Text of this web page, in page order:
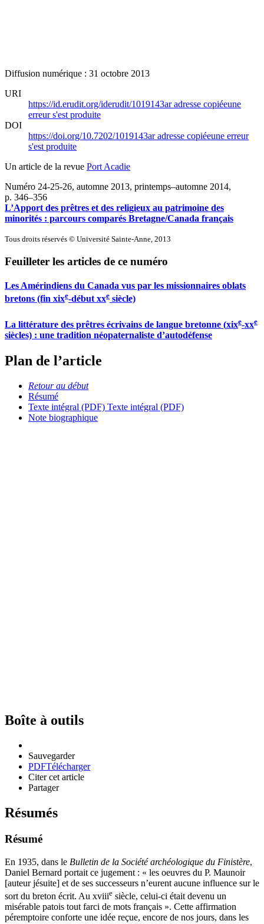
Diffusion numérique : 31 octobre 2013
URI
https://id.erudit.org/iderudit/1019143aradresse copiéeune
erreur s'est produite
DOI
https://doi.org/10.7202/1019143aradresse copiéeune erreur
s'est produite
Un article de la revue Port Acadie
Numéro 24-25-26, automne 2013, printemps–automne 2014,
p. 346–356
L’Apport des prêtres et des religieux au patrimoine des
minorités : parcours comparés Bretagne/Canada français
Tous droits réservés © Université Sainte-Anne, 2013
Feuilleter les articles de ce numéro
Les Amérindiens du Canada vus par les missionnaires oblats
bretons (fin xixe-débutxxe siècle)
La littérature des prêtres écrivains de langue bretonne (xixe-xxe
siècles) : une tradition néopaternaliste d’autodéfense
Plan de l’article
Retour au début
Résumé
Texte intégral (PDF) Texte intégral (PDF)
Note biographique
Boîte à outils
Sauvegarder
PDFTélécharger
Citer cet article
Partager
Résumés
Résumé
En 1935, dans le Bulletin de la Société archéologique du Finistère,
Daniel Bernard portait ce jugement : « les oeuvres du P. Maunoir
[auteur jésuite] et de ses successeurs n’eurent aucune influence sur le
sort du breton écrit. Au xviiie siècle, celui-ci était devenu un
misérable patois tout farci de mots français ». Cette affirmation
péremptoire conforte une idée reçue, encore de nos jours, dans les